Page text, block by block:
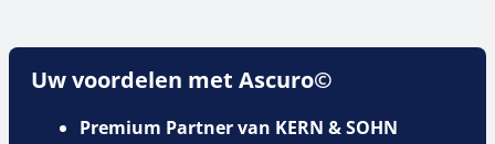
Uw voordelen met Ascuro©
Premium Partner van KERN & SOHN